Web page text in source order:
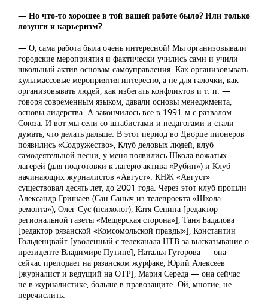
— Но что-то хорошее в той вашей работе было? Или только
лозунги и карьеризм?
— О, сама работа была очень интересной! Мы организовывали
городские мероприятия и фактически учились сами и учили
школьный актив основам самоуправления. Как организовывать
культмассовые мероприятия интересно, а не для галочки, как
организовывать людей, как избегать конфликтов и т. п. —
говоря современным языком, давали основы менеджмента,
основы лидерства. А закончилось все в 1991-м с развалом
Союза. И вот мы сели со штабистами и педагогами и стали
думать, что делать дальше. В этот период во Дворце пионеров
появились «Содружество», Клуб деловых людей, клуб
самодеятельной песни, у меня появились Школа вожатых
лагерей (для подготовки к лагерю актива «Рубин») и Клуб
начинающих журналистов «Август». КНЖ «Август»
существовал десять лет, до 2001 года. Через этот клуб прошли
Александр Гришаев (Сан Саныч из телепроекта «Школа
ремонта»), Олег Сус (психолог), Катя Сенина [редактор
региональной газеты «Мещерская сторона»], Таня Бадалова
[редактор рязанской «Комсомольской правды»], Константин
Гольденцвайг [уволенный с телеканала НТВ за высказывание о
президенте Владимире Путине], Наталья Гуторова — она
сейчас преподает на рязанском журфаке, Юрий Алексеев
[журналист и ведущий на ОТР], Мария Середа — она сейчас
не в журналистике, больше в правозащите. Ой, многие, не
перечислить.